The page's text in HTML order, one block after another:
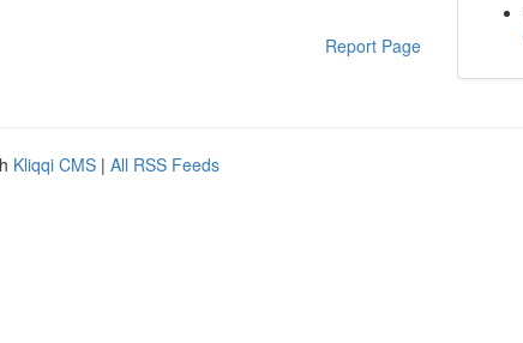
Report Page
Kliqqi CMS | All RSS Feeds